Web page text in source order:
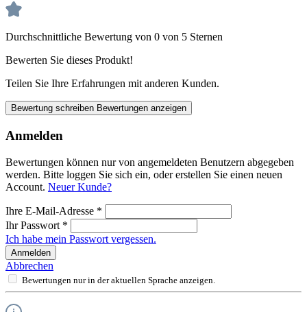
Durchschnittliche Bewertung von 0 von 5 Sternen
Bewerten Sie dieses Produkt!
Teilen Sie Ihre Erfahrungen mit anderen Kunden.
Bewertung schreiben Bewertungen anzeigen
Anmelden
Bewertungen können nur von angemeldeten Benutzern abgegeben
werden. Bitte loggen Sie sich ein, oder erstellen Sie einen neuen
Account. Neuer Kunde?
Ihre E-Mail-Adresse *
Ihr Passwort *
Ich habe mein Passwort vergessen.
Anmelden
Abbrechen
Bewertungen nur in der aktuellen Sprache anzeigen.